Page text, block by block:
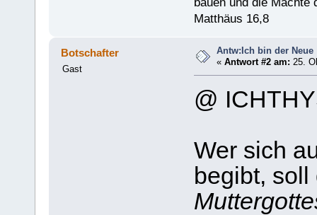
bauen und die Mächte
Matthäus 16,8
Botschafter
Gast
Antw:Ich bin der Neue
«Antwort #2 am: 25.
@
Wer sich
begibt,